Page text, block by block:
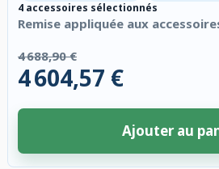
4 accessoires sélectionnés
Remise appliquée aux
4 688,90 €
4 604,57 €
Ajouter au